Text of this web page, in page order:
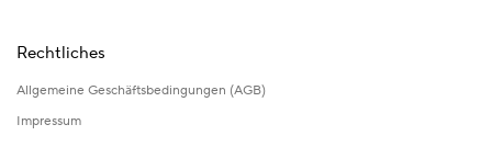
Rechtliches
Allgemeine Geschäftsbedingungen (AGB)
Impressum